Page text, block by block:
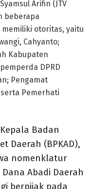
Arifin (JTV
beberapa
otoritas, yaitu
Cahyanto;
Kabupaten
DPRD
Pengamat
Pemerhati
Badan
Daerah (BPKAD),
nomenklatur
Abadi Daerah
berpijak pada